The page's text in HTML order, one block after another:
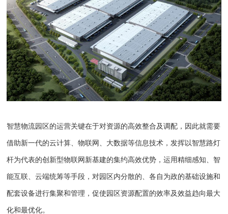
智慧物流园区的运营关键在于对资源的高效整合及调配，因此就需要
借助新一代的云计算、物联网、大数据等信息技术，发挥以智慧路灯
杆为代表的创新型物联网新基建的集约高效优势，运用精细感知、智
能互联、云端统筹等手段，对园区内分散的、各自为政的基础设施和
配套设备进行集聚和管理，促使园区资源配置的效率及效益趋向最大
化和最优化。